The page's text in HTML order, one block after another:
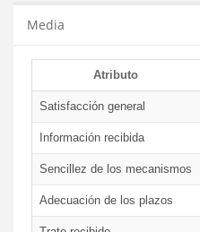
Media
Atributo
Satisfacción general
Información recibida
Sencillez de los mecanismos
Adecuación de los plazos